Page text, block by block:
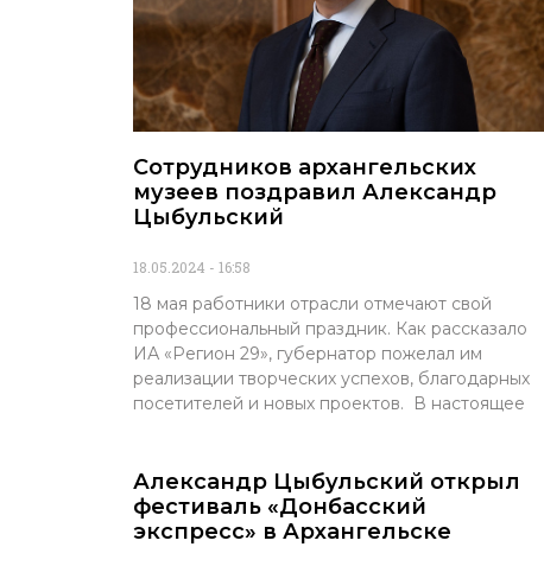
Сотрудников архангельских
музеев поздравил Александр
Цыбульский
18.05.2024 16:58
18 мая работники отрасли отмечают свой
профессиональный праздник. Как рассказало
ИА «Регион 29», губернатор пожелал им
реализации творческих успехов, благодарных
посетителей и новых проектов. В настоящее
Александр Цыбульский открыл
фестиваль «Донбасский
экспресс» в Архангельске